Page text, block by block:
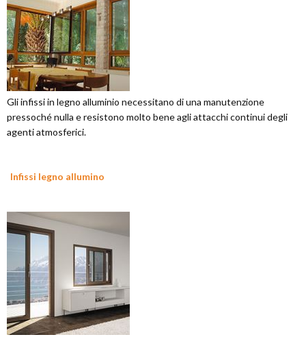
Gli infissi in legno alluminio necessitano di una manutenzione
pressoché nulla e resistono molto bene agli attacchi continui degli
agenti atmosferici.
Infissi legno allumino